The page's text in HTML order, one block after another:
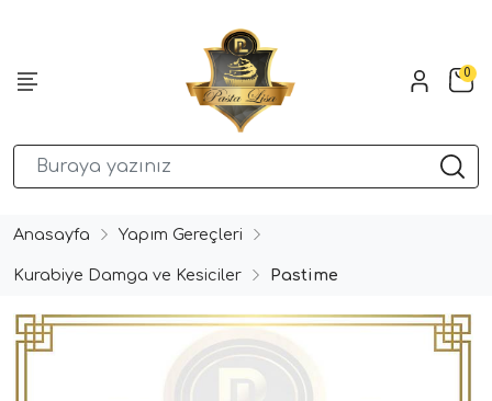
0
Anasayfa Yapım Gereçleri
Kurabiye Damga ve Kesiciler Pastime